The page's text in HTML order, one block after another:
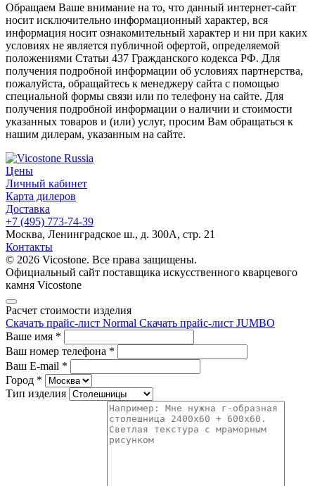
Обращаем Ваше внимание на то, что данный интернет-сайт
носит исключительно информационный характер, вся
информация носит ознакомительный характер и ни при каких
условиях не является публичной офертой, определяемой
положениями Статьи 437 Гражданского кодекса РФ. Для
получения подробной информации об условиях партнерства,
пожалуйста, обращайтесь к менеджеру сайта с помощью
специальной формы связи или по телефону на сайте. Для
получения подробной информации о наличии и стоимости
указанных товаров и (или) услуг, просим Вам обращаться к
нашим дилерам, указанным на сайте.
Цены
Личный кабинет
Карта дилеров
Доставка
+7 (495) 773-74-39
Москва, Ленинградское ш., д. 300А, стр. 21
Контакты
© 2026 Vicostone. Все права защищены.
Официальный сайт поставщика искусственного кварцевого
камня Vicostone
Расчет стоимости изделия
Скачать прайс-лист Normal Скачать прайс-лист JUMBO
Ваше имя *
Ваш номер телефона *
Ваш E-mail *
Город *
Тип изделия